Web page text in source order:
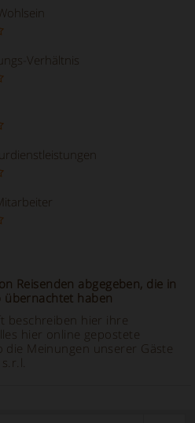
Verhältnis
Reisenden abgegeben, die in
übernachtet haben
beschreiben hier ihre
hier online gepostete
die Meinungen unserer Gäste